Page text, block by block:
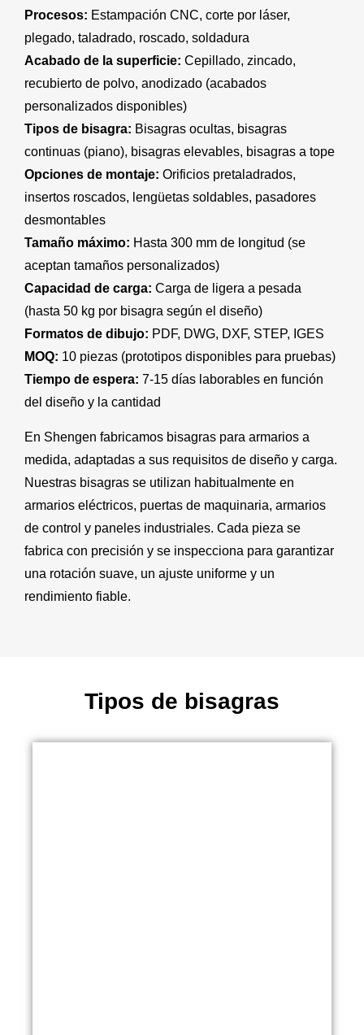
Procesos: Estampación CNC, corte por láser,
plegado, taladrado, roscado, soldadura
Acabado de la superficie: Cepillado, zincado,
recubierto de polvo, anodizado (acabados
personalizados disponibles)
Tipos de bisagra: Bisagras ocultas, bisagras
continuas (piano), bisagras elevables, bisagras a tope
Opciones de montaje: Orificios pretaladrados,
insertos roscados, lengüetas soldables, pasadores
desmontables
Tamaño máximo: Hasta 300 mm de longitud (se
aceptan tamaños personalizados)
Capacidad de carga: Carga de ligera a pesada
(hasta 50 kg por bisagra según el diseño)
Formatos de dibujo: PDF, DWG, DXF, STEP, IGES
MOQ: 10 piezas (prototipos disponibles para pruebas)
Tiempo de espera: 7-15 días laborables en función
del diseño y la cantidad
En Shengen fabricamos bisagras para armarios a
medida, adaptadas a sus requisitos de diseño y carga.
Nuestras bisagras se utilizan habitualmente en
armarios eléctricos, puertas de maquinaria, armarios
de control y paneles industriales. Cada pieza se
fabrica con precisión y se inspecciona para garantizar
una rotación suave, un ajuste uniforme y un
rendimiento fiable.
Tipos de bisagras